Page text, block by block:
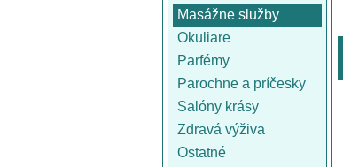
Masážne služby
Okuliare
Parfémy
Parochne a príčesky
Salóny krásy
Zdravá výživa
Ostatné